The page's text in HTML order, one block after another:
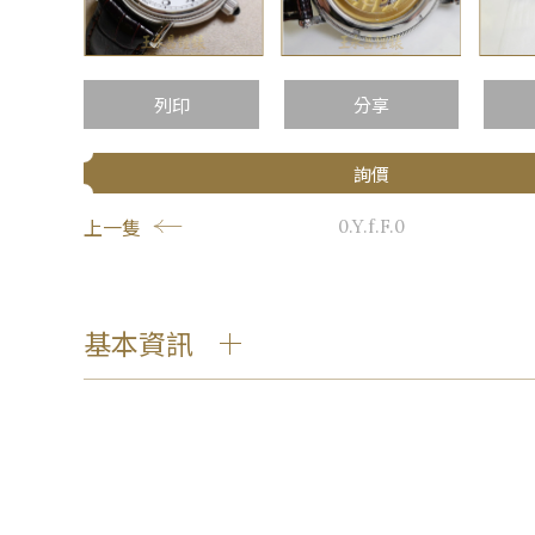
…
列印 分享
詢價
上一隻 0.Y.f.F.0
基本資訊